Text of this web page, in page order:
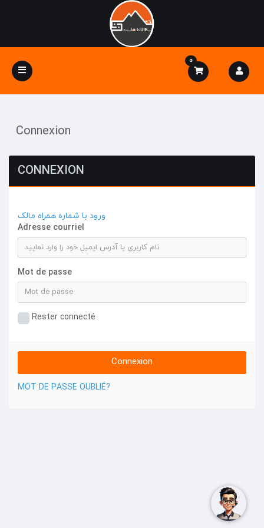
Basculer
la
navigation
0
Connexion
CONNEXION
ورود با شماره همراه مالک
Adresse courriel
Mot de passe
Rester connecté
MOT DE PASSE OUBLIÉ?